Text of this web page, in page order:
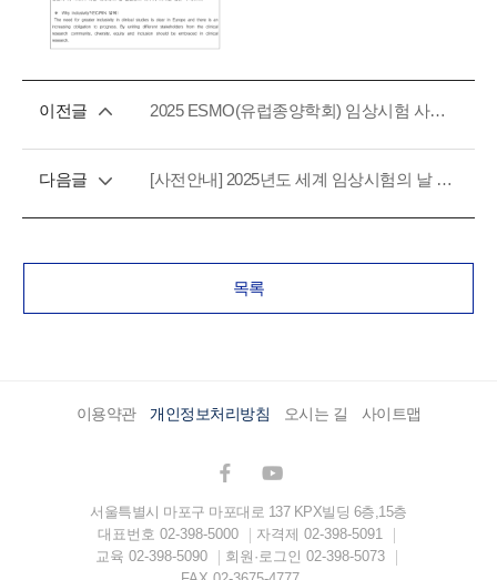
이전글 2025 ESMO(유럽종양학회) 임상시험 사절단 참여기업 모집(~7.25.)
다음글 [사전안내] 2025년도 세계 임상시험의 날 기념 유공자 정부포상 추천 계획 안내(4/1~4/14)
목록
이용약관 개인정보처리방침 오시는 길 사이트맵
서울특별시 마포구 마포대로 137 KPX빌딩 6층,15층
대표번호 02-398-5000 자격제 02-398-5091
교육 02-398-5090 회원·로그인 02-398-5073